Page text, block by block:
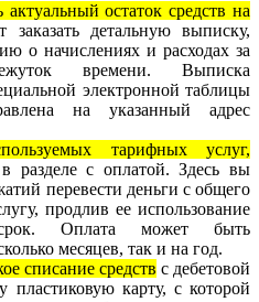
остаток средств на
детальную выписку,
о начислениях и расходах за
времени. Выписка
электронной таблицы
на указанный адрес
тарифных услуг,
разделе с оплатой. Здесь вы
перевести деньги с общего
продлив ее использование
Оплата может быть
месяцев, так и на год.
списание средств с дебетовой
карту, с которой